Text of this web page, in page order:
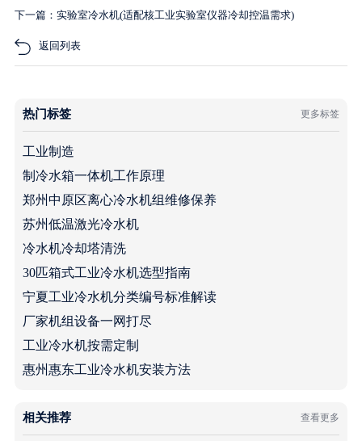
下一篇：实验室冷水机(适配核工业实验室仪器冷却控温需求)
返回列表
热门标签 更多标签
工业制造
制冷水箱一体机工作原理
郑州中原区离心冷水机组维修保养
苏州低温激光冷水机
冷水机冷却塔清洗
30匹箱式工业冷水机选型指南
宁夏工业冷水机分类编号标准解读
厂家机组设备一网打尽
工业冷水机按需定制
惠州惠东工业冷水机安装方法
相关推荐 查看更多